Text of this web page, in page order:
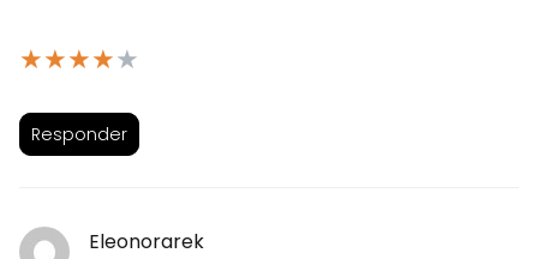
★★★★★
Responder
Eleonorarek